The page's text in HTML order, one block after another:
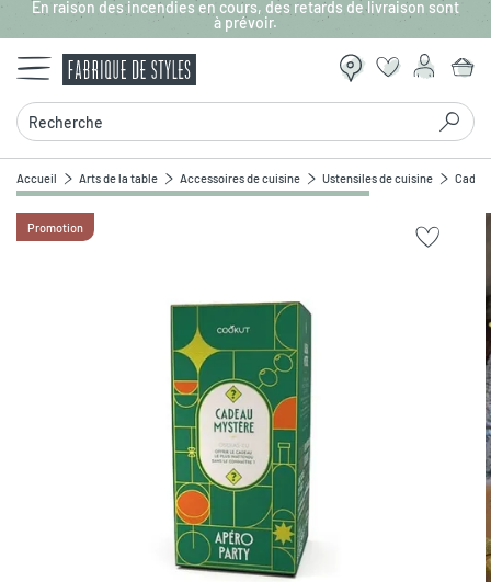
Aller au contenu principal
En raison des incendies en cours, des retards de livraison sont
à prévoir.
Recherche
Accueil Arts de la table Accessoires de cuisine Ustensiles de cuisine
Promotion